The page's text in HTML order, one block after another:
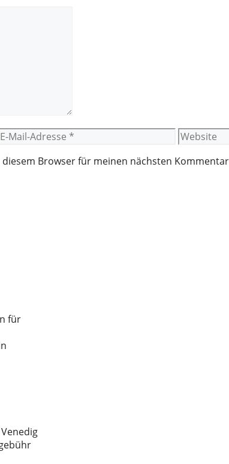
E-
Website
diesem Browser für meinen nächsten
für